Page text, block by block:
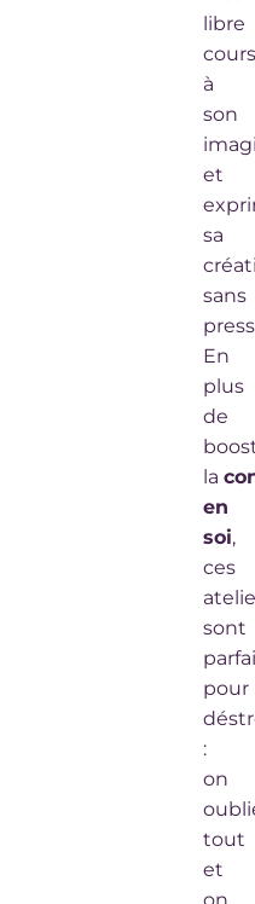
libre
à
son
et
sa
sans
En
plus
de
la
en
soi,
ces
sont
pour
:
on
tout
et